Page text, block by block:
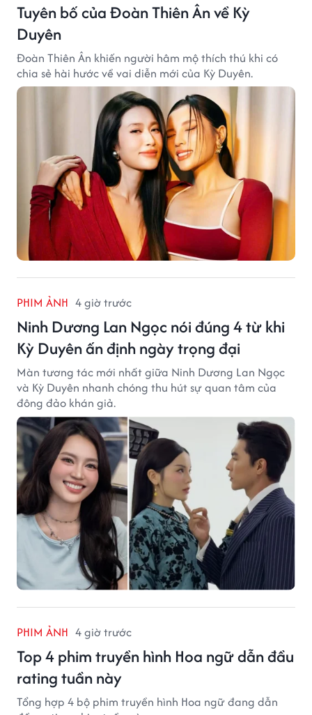
Tuyên bố của Đoàn Thiên Ân về Kỳ
Duyên
Đoàn Thiên Ân khiến người hâm mộ thích thú khi có
chia sẻ hài hước về vai diễn mới của Kỳ Duyên.
PHIM ẢNH 4 giờ trước
Ninh Dương Lan Ngọc nói đúng 4 từ khi
Kỳ Duyên ấn định ngày trọng đại
Màn tương tác mới nhất giữa Ninh Dương Lan Ngọc
và Kỳ Duyên nhanh chóng thu hút sự quan tâm của
đông đảo khán giả.
PHIM ẢNH 4 giờ trước
Top 4 phim truyền hình Hoa ngữ dẫn đầu
rating tuần này
Tổng hợp 4 bộ phim truyền hình Hoa ngữ đang dẫn